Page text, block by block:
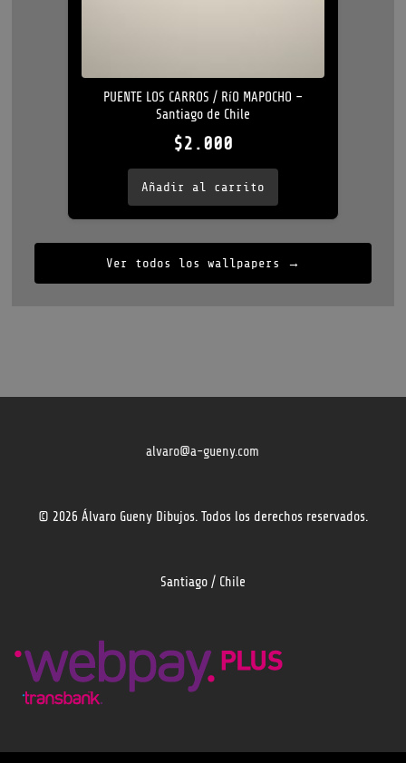
PUENTE LOS CARROS / RíO MAPOCHO –
Santiago de Chile
$2.000
Añadir al carrito
Ver todos los wallpapers →
alvaro@a-gueny.com
© 2026 Álvaro Gueny Dibujos. Todos los derechos reservados.
Santiago / Chile